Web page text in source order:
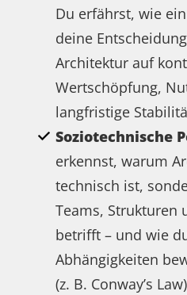
Du erfährst, wie
deine
Architektur auf
Wertschöpfung,
langfristige
Soziotechnische
erkennst, warum
technisch ist,
Teams, Strukturen
betrifft – und wie
Abhängigkeiten
(z. B. Conway’s